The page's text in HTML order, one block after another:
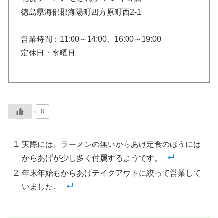
徳島県海部郡海陽町四方原町西2-1
営業時間：11:00～14:00、16:00～19:00
定休日：水曜日
0
実際には、ラーメンの無いからあげ定食のほうには
からあげが少し多く付属するようです。
年末年始もからあげテイクアウトに絞って営業して
いました。